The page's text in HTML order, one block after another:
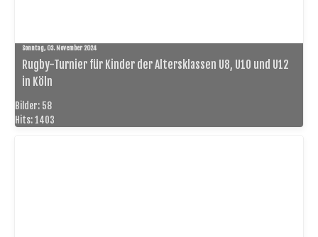
Sonntag, 03. November 2024
Rugby-Turnier für Kinder der Altersklassen U8, U10 und U12
in Köln
Bilder: 58
Hits: 1403